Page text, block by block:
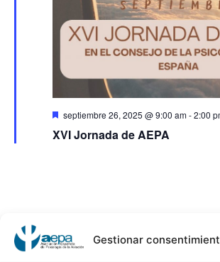
Gestionar
Destacado
septiembre 26, 2025 @ 9:00 am-2:00
XVI Jornada de AEPA
AEPA